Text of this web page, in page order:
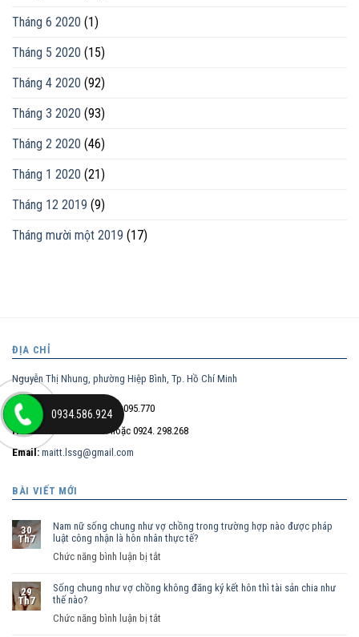
Tháng 6 2020 (1)
Tháng 5 2020 (15)
Tháng 4 2020 (92)
Tháng 3 2020 (93)
Tháng 2 2020 (46)
Tháng 1 2020 (21)
Tháng 12 2019 (9)
Tháng mười một 2019 (17)
ĐỊA CHỈ
Nguyễn Thị Nhung, phường Hiệp Bình, Tp. Hồ Chí Minh
Điện thoại trực tiếp:0932.095.770
Hotline:
hoặc 0924. 298.268
Email: maitt.lssg@gmail.com
BÀI VIẾT MỚI
30
Th7
Nam nữ sống chung như vợ chồng trong trường hợp nào được pháp
luật công nhận là hôn nhân thực tế?
Chức năng bình luận bị tắt
nữ
29
Th7
Sống chung như vợ chồng không đăng ký kết hôn thì tài sản chia như
thế nào?
Chức năng bình luận bị tắt
0934.586.924